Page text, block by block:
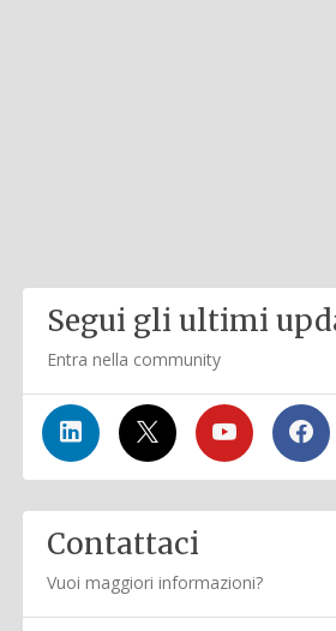
Segui gli ultimi
Entra nella community
Contattaci
Vuoi maggiori informazioni?